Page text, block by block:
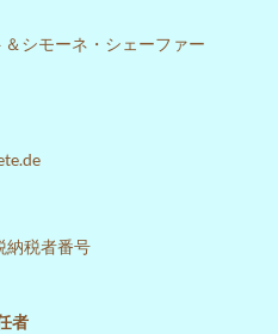
シモーネ・シェーファー
納税者番号
者